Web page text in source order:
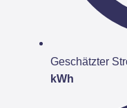
Geschätzter
kWh